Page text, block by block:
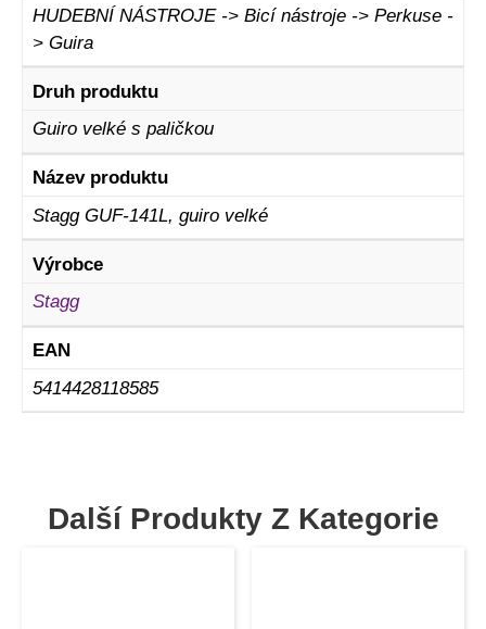
HUDEBNÍ NÁSTROJE -> Bicí nástroje -> Perkuse -
> Guira
Druh produktu
Guiro velké s paličkou
Název produktu
Stagg GUF-141L, guiro velké
Výrobce
Stagg
EAN
5414428118585
Další Produkty Z Kategorie